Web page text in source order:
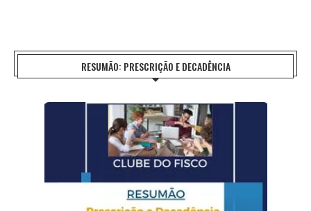
RESUMÃO: PRESCRIÇÃO E DECADÊNCIA